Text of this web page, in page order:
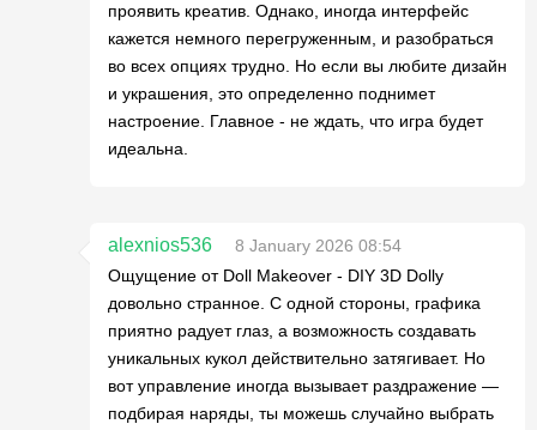
проявить креатив. Однако, иногда интерфейс
кажется немного перегруженным, и разобраться
во всех опциях трудно. Но если вы любите дизайн
и украшения, это определенно поднимет
настроение. Главное - не ждать, что игра будет
идеальна.
alexnios536
8 January 2026 08:54
Ощущение от Doll Makeover - DIY 3D Dolly
довольно странное. С одной стороны, графика
приятно радует глаз, а возможность создавать
уникальных кукол действительно затягивает. Но
вот управление иногда вызывает раздражение —
подбирая наряды, ты можешь случайно выбрать